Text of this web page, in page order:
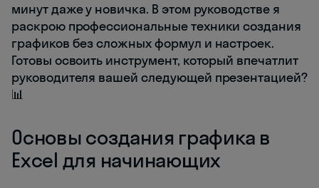
минут даже у новичка. В этом руководстве я
раскрою профессиональные техники создания
графиков без сложных формул и настроек.
Готовы освоить инструмент, который впечатлит
руководителя вашей следующей презентацией?
📊
Основы создания графика в
Excel для начинающих